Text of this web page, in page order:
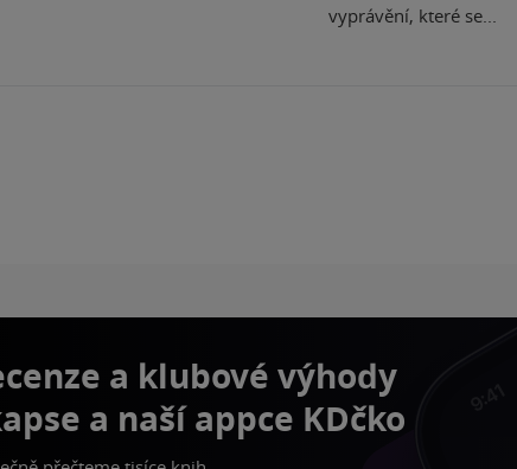
vyprávění, které se...
a klubové výhody
a naší appce KDčko